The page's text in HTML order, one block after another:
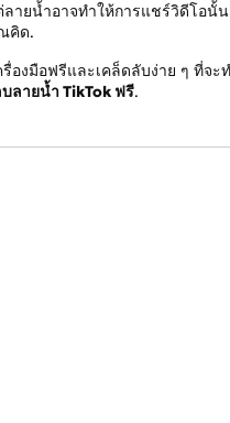
ายน้ำอาจทำให้การแชร์วิดีโอนั้น
คิด.
องมือฟรีและเคล็ดลับง่าย ๆ ที่จะ
ลายน้ำ TikTok ฟรี.